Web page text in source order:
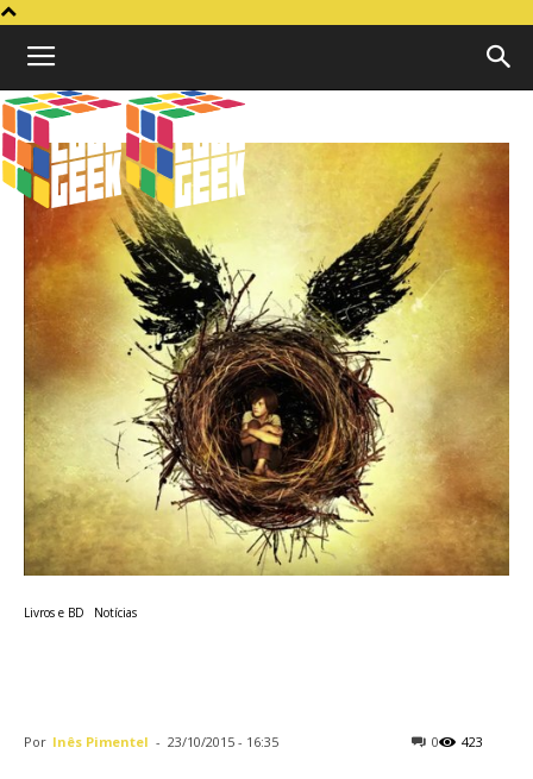
Cubo
Livros e BD Notícias
Por Inês Pimentel - 23/10/2015 - 16:35 423
0